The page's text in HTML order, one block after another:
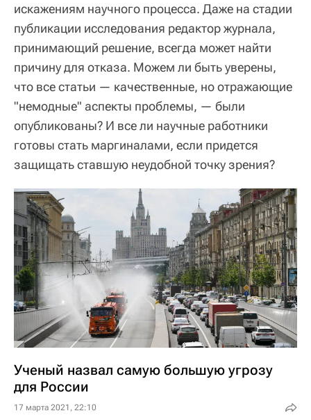
искажениям научного процесса. Даже на стадии
публикации исследования редактор журнала,
принимающий решение, всегда может найти
причину для отказа. Можем ли быть уверены,
что все статьи — качественные, но отражающие
"немодные" аспекты проблемы, — были
опубликованы? И все ли научные работники
готовы стать маргиналами, если придется
защищать ставшую неудобной точку зрения?
Ученый назвал самую большую угрозу
для России
17 марта 2021, 22:10